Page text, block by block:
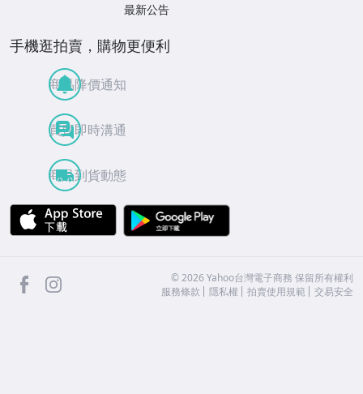
最新公告
手機逛拍賣，購物更便利
商品降價通知
買賣即時溝通
商品到貨動態
APP Store
facebook ©2026 Yahoo台灣電子商務 保留所有權利
服務條款
隱私權 拍賣使用規範 交易安全